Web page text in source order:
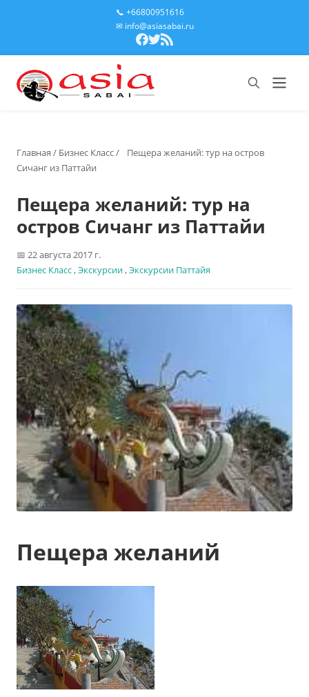
📞 +66800951616
✉ info@asiasabai.ru
Главная / Бизнес Класс/
Пещера желаний: тур на остров
Сичанг из Паттайи
Пещера желаний: тур на
остров Сичанг из Паттайи
22 августа 2017 г.
Бизнес Класс,Экскурсии,Экскурсии Паттайя
Пещера желаний